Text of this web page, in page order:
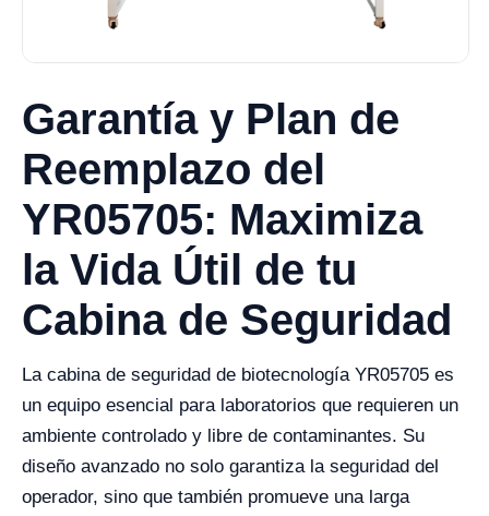
Garantía y Plan de
Reemplazo del
YR05705: Maximiza
la Vida Útil de tu
Cabina de Seguridad
La cabina de seguridad de biotecnología YR05705 es
un equipo esencial para laboratorios que requieren un
ambiente controlado y libre de contaminantes. Su
diseño avanzado no solo garantiza la seguridad del
operador, sino que también promueve una larga